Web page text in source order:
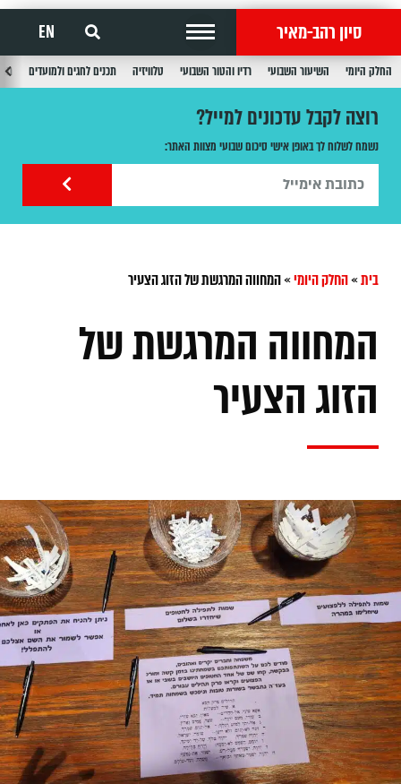
סיון רהב-מאיר EN
החלק היומי השיעור השבועי רדיו והטור השבועי טלוויזיה תכנים לחגים ולמועדים
רוצה לקבל עדכונים למייל?
נשמח לשלוח לך באופן אישי סיכום שבועי מצוות האתר:
בית»החלק היומי»המחווה המרגשת של הזוג הצעיר
המחווה המרגשת של
הזוג הצעיר